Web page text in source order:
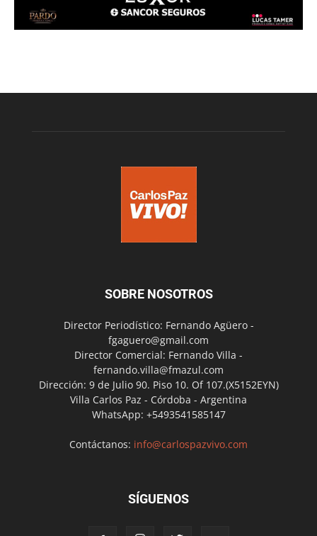
SOBRE NOSOTROS
Director Periodístico: Fernando Agüero -
fgaguero@gmail.com
Director Comercial: Fernando Villa -
fernando.villa@fmazul.com
Dirección: 9 de Julio 90. Piso 10. Of 107.(X5152EYN)
Villa Carlos Paz - Córdoba - Argentina
WhatsApp: +5493541585147
Contáctanos: info@carlospazvivo.com
SÍGUENOS